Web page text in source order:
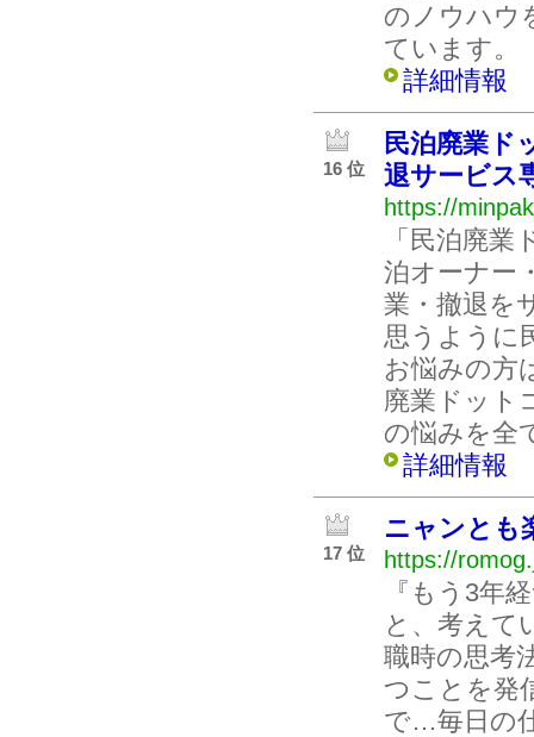
のノウハウ
ています。
詳細情報
16 位
民泊廃業ド
退サービス
https://
「民泊廃
泊オーナー
業・撤退を
思うように
お悩みの方
廃業ドット
の悩みを全
詳細情報
17 位
ニャンとも
https://
『もう3年
と、考えて
職時の思考
つことを発
で…毎日の